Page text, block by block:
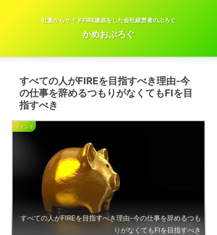
社畜からサイドFIRE達成をした会社経営者のぶろぐ
かめおぶろぐ
すべての人がFIREを目指すべき理由-今
の仕事を辞めるつもりがなくてもFIを目
指すべき
マインド
すべての人がFIREを目指すべき理由-今の仕事を辞めるつも
りがなくてもFIを目指すべき